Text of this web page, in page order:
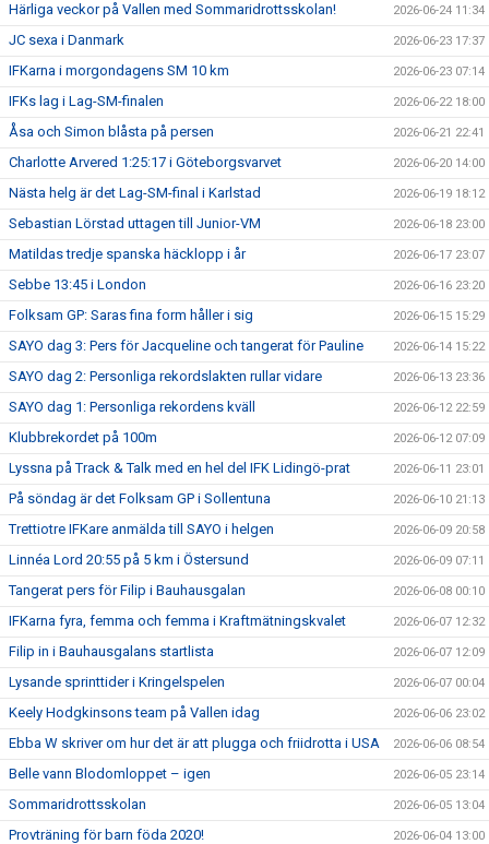
Härliga veckor på Vallen med Sommaridrottsskolan! 2026-06-24 11:34
JC sexa i Danmark 2026-06-23 17:37
IFKarna i morgondagens SM 10 km 2026-06-23 07:14
IFKs lag i Lag-SM-finalen 2026-06-22 18:00
Åsa och Simon blåsta på persen 2026-06-21 22:41
Charlotte Arvered 1:25:17 i Göteborgsvarvet 2026-06-20 14:00
Nästa helg är det Lag-SM-final i Karlstad 2026-06-19 18:12
Sebastian Lörstad uttagen till Junior-VM 2026-06-18 23:00
Matildas tredje spanska häcklopp i år 2026-06-17 23:07
Sebbe 13:45 i London 2026-06-16 23:20
Folksam GP: Saras fina form håller i sig 2026-06-15 15:29
SAYO dag 3: Pers för Jacqueline och tangerat för Pauline 2026-06-14 15:22
SAYO dag 2: Personliga rekordslakten rullar vidare 2026-06-13 23:36
SAYO dag 1: Personliga rekordens kväll 2026-06-12 22:59
Klubbrekordet på 100m 2026-06-12 07:09
Lyssna på Track & Talk med en hel del IFK Lidingö-prat 2026-06-11 23:01
På söndag är det Folksam GP i Sollentuna 2026-06-10 21:13
Trettiotre IFKare anmälda till SAYO i helgen 2026-06-09 20:58
Linnéa Lord 20:55 på 5 km i Östersund 2026-06-09 07:11
Tangerat pers för Filip i Bauhausgalan 2026-06-08 00:10
IFKarna fyra, femma och femma i Kraftmätningskvalet 2026-06-07 12:32
Filip in i Bauhausgalans startlista 2026-06-07 12:09
Lysande sprinttider i Kringelspelen 2026-06-07 00:04
Keely Hodgkinsons team på Vallen idag 2026-06-06 23:02
Ebba W skriver om hur det är att plugga och friidrotta i USA 2026-06-06 08:54
Belle vann Blodomloppet – igen 2026-06-05 23:14
Sommaridrottsskolan 2026-06-05 13:04
Provträning för barn föda 2020! 2026-06-04 13:00